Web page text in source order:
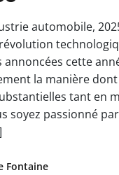
automobile,
cette
la manière
tant en
soyez passionné
Fontaine